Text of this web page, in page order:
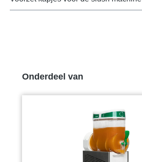
Productgalerij overslaan
Onderdeel van